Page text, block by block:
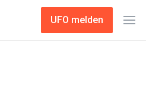
UFO melden